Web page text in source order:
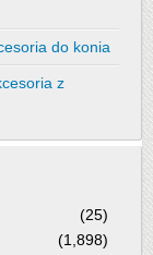
do konia
z
(25)
(1,898)